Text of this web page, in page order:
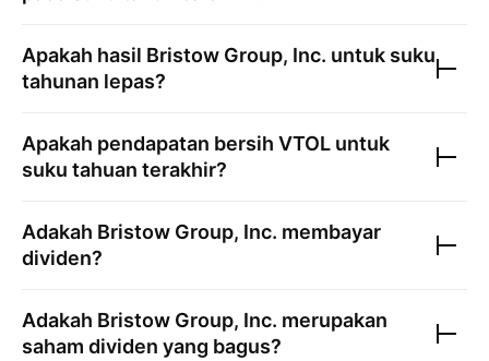
Apakah hasil Bristow Group, Inc. untuk suku
tahunan lepas?
Apakah pendapatan bersih VTOL untuk
suku tahuan terakhir?
Adakah Bristow Group, Inc. membayar
dividen?
Adakah Bristow Group, Inc. merupakan
saham dividen yang bagus?